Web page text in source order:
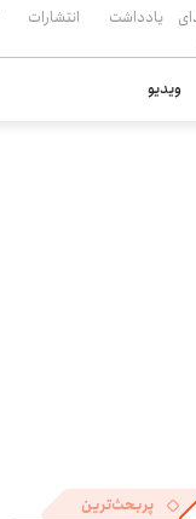
یادداشت انتشارات
ویدیو
پربحث‌ترین